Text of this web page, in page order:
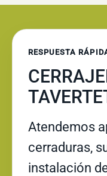
RESPUESTA
Atendemos
cerraduras,
instalación